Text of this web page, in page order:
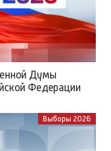
Думы
Федерации
Выборы 2026